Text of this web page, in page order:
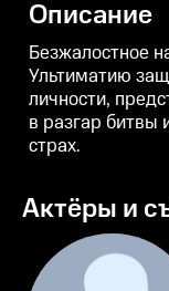
оружием.
Описание
Безжалостное
Ультиматию
личности,
в разгар битвы
страх.
Актёры и